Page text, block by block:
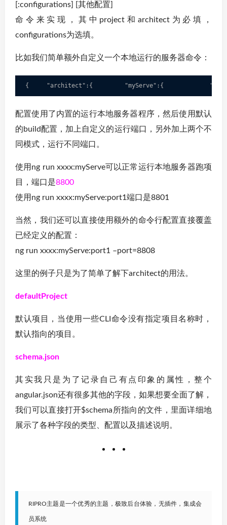
[:configurations] [其他配置]
命令来实现，其中project和architect为必填，
configurations为选填。
比如我们简单额外自定义一个本地运行的服务器命令：
{     "architect":{         "myServe":{
配置使用了内置的运行本地服务器程序，然后使用默认
的build配置，加上自定义的运行端口，另外加上两个不
同模式，运行不同端口。
使用ng run xxxx:myServe可以正常运行本地服务器跑项
目，端口是8800
使用ng run xxxx:myServe:port1端口是8801
当然，我们还可以直接使用额外的命令行配置直接覆盖
已经定义的配置：
ng run xxxx:myServe:port1 –port=8808
这里的例子只是为了简单了解下architect的用法。
defaultProject
默认项目，当使用一些CLI命令没有指定项目名称时，
默认指向的项目。
schema.json
其实我只是为了记录自己有点印象的属性，整个
angular.json还有很多其他的字段，如果想要全面了解，
我们可以直接打开$schema所指向的文件，里面详细地
展示了各种字段的类型、配置以及描述说明。
RIPRO主题是一个优秀的主题，极致后台体验，无插件，集成会
员系统